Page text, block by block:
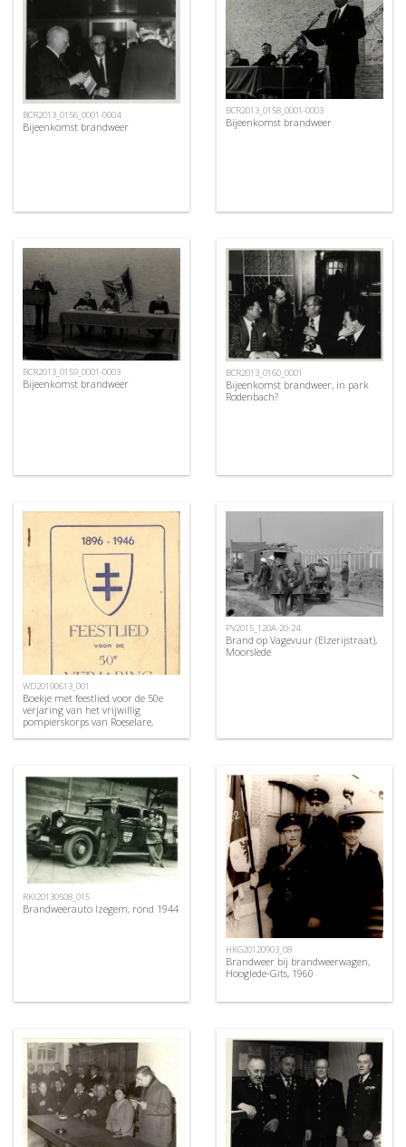
BCR2013_0156_0001-0004
Bijeenkomst brandweer
BCR2013_0158_0001-0003
Bijeenkomst brandweer
BCR2013_0159_0001-0003
Bijeenkomst brandweer
BCR2013_0160_0001
Bijeenkomst brandweer, in park
Rodenbach?
WD20190613_001
Boekje met feestlied voor de 50e
verjaring van het vrijwillig
pompierskorps van Roeselare,
PV2015_120A-20-24
Brand op Vagevuur (Elzerijstraat),
Moorslede
RKI20130508_015
Brandweerauto Izegem, rond 1944
HKG20120903_08
Brandweer bij brandweerwagen,
Hooglede-Gits, 1960